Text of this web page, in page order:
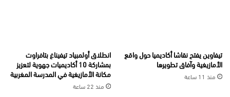
تيفاوين يفتح نقاشا أكاديميا حول واقع
الأمازيغية وآفاق تطويرها
منذ 11 ساعة
انطلاق أولمبياد تيفيناغ بتافراوت
بمشاركة 10 أكاديميات جهوية لتعزيز
مكانة الأمازيغية في المدرسة المغربية
منذ 22 ساعة